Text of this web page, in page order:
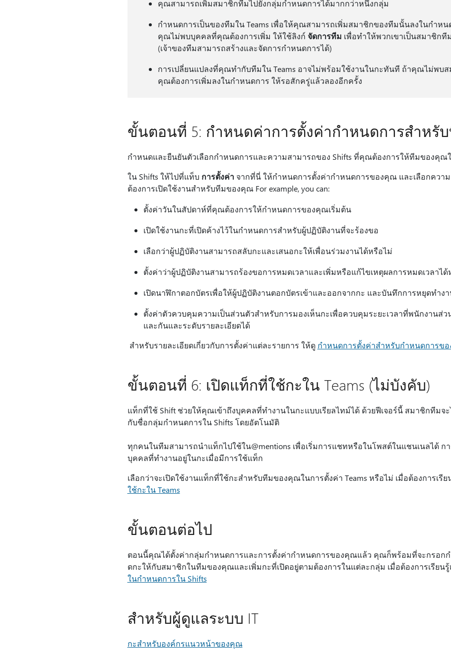
คุณสามารถเพิ่มสมาชิกทีมไปยังกลุ่มกําหนดการได้มากกว่าหนึ่งกลุ่ม
กําหนดการเป็นของทีมใน Teams เพื่อให้คุณสามารถเพิ่มสมาชิกของทีมนั้นลงในกําหน
คุณไม่พบบุคคลที่คุณต้องการเพิ่ม ให้ใช้ลิงก์ จัดการทีม เพื่อทําให้พวกเขาเป็นสมาชิกที
(เจ้าของทีมสามารถสร้างและจัดการกําหนดการได้)
การเปลี่ยนแปลงที่คุณทํากับทีมใน Teams อาจไม่พร้อมใช้งานในกะทันที ถ้าคุณไม่พบ
คุณต้องการเพิ่มลงในกําหนดการ ให้รอสักครู่แล้วลองอีกครั้ง
ขั้นตอนที่ 5: กําหนดค่าการตั้งค่ากําหนดการสําหรั
กําหนดและยืนยันตัวเลือกกําหนดการและความสามารถของ Shifts ที่คุณต้องการให้ทีมของคุณ
ใน Shifts ให้ไปที่แท็บ การตั้งค่าจากที่นี่ ให้กําหนดการตั้งค่ากําหนดการของคุณ และเลือกควา
ต้องการเปิดใช้งานสําหรับทีมของคุณ For example, you can:
ตั้งค่าวันในสัปดาห์ที่คุณต้องการให้กําหนดการของคุณเริ่มต้น
เปิดใช้งานกะที่เปิดค้างไว้ในกําหนดการสําหรับผู้ปฏิบัติงานที่จะร้องขอ
เลือกว่าผู้ปฏิบัติงานสามารถสลับกะและเสนอกะให้เพื่อนร่วมงานได้หรือไม่
ตั้งค่าว่าผู้ปฏิบัติงานสามารถร้องขอการหมดเวลาและเพิ่มหรือแก้ไขเหตุผลการหมดเวลาได้
เปิดนาฬิกาตอกบัตรเพื่อให้ผู้ปฏิบัติงานตอกบัตรเข้าและออกจากกะ และบันทึกการหยุดทําง
ตั้งค่าตัวควบคุมความเป็นส่วนตัวสําหรับการมองเห็นกะเพื่อควบคุมระยะเวลาที่พนักงานส่
และกันและระดับรายละเอียดได้
สําหรับรายละเอียดเกี่ยวกับการตั้งค่าแต่ละรายการ ให้ดู กําหนดการตั้งค่าสําหรับกําหนดการข
ขั้นตอนที่ 6: เปิดแท็กที่ใช้กะใน Teams (ไม่บังคับ)
แท็กที่ใช้ Shift ช่วยให้คุณเข้าถึงบุคคลที่ทํางานในกะแบบเรียลไทม์ได้ ด้วยฟีเจอร์นี้ สมาชิกทีมจ
กับชื่อกลุ่มกําหนดการใน Shifts โดยอัตโนมัติ
ทุกคนในทีมสามารถนําแท็กไปใช้ใน@mentions เพื่อเริ่มการแชทหรือในโพสต์ในแชนเนลได้ กา
บุคคลที่ทํางานอยู่ในกะเมื่อมีการใช้แท็ก
เลือกว่าจะเปิดใช้งานแท็กที่ใช้กะสําหรับทีมของคุณในการตั้งค่า Teams หรือไม่ เมื่อต้องการเรีย
ใช้กะใน Teams
ขั้นตอนต่อไป
ตอนนี้คุณได้ตั้งค่ากลุ่มกําหนดการและการตั้งค่ากําหนดการของคุณแล้ว คุณก็พร้อมที่จะกรอก
ดกะให้กับสมาชิกในทีมของคุณและเพิ่มกะที่เปิดอยู่ตามต้องการในแต่ละกลุ่ม เมื่อต้องการเรียนรู้
ในกําหนดการใน Shifts
สำหรับผู้ดูแลระบบ IT
กะสําหรับองค์กรแนวหน้าของคุณ